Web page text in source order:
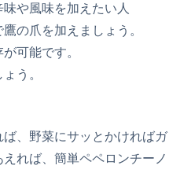
や風味を加えたい人
の爪を加えましょう。
が可能です。
ょう。
、野菜にサッとかければガ
れば、簡単ペペロンチーノ